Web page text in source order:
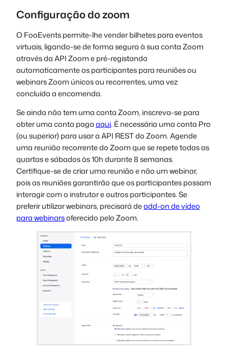
Configuração do zoom
O FooEvents permite-lhe vender bilhetes para eventos
virtuais, ligando-se de forma segura à sua conta Zoom
através da API Zoom e pré-registando
automaticamente os participantes para reuniões ou
webinars Zoom únicos ou recorrentes, uma vez
concluída a encomenda.
Se ainda não tem uma conta Zoom, inscreva-se para
obter uma conta pagaaqui. É necessária uma conta Pro
(ou superior) para usar a API REST do Zoom. Agende
uma reunião recorrente do Zoom que se repete todas as
quartas e sábados às 10h durante 8 semanas.
Certifique-se de criar uma reunião e não um webinar,
pois as reuniões garantirão que os participantes possam
interagir com o instrutor e outros participantes. Se
preferir utilizar webinars, precisará deadd-on de vídeo
para webinarsoferecido pelo Zoom.